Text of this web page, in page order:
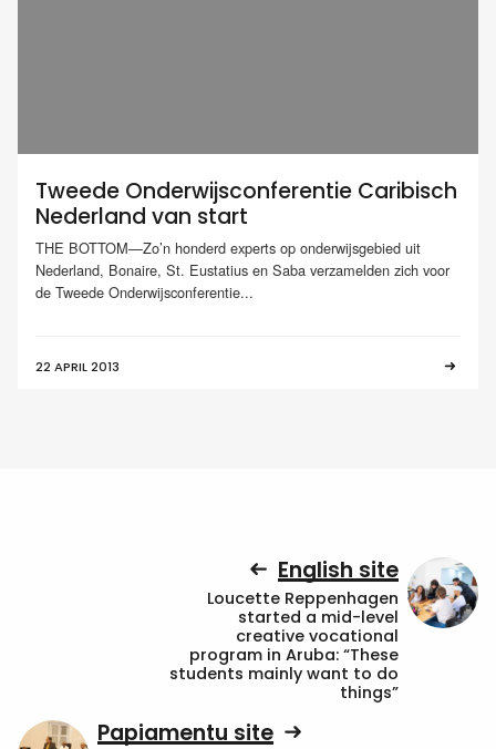
Tweede Onderwijsconferentie Caribisch
Nederland van start
THE BOTTOM—Zo’n honderd experts op onderwijsgebied uit
Nederland, Bonaire, St. Eustatius en Saba verzamelden zich voor
de Tweede Onderwijsconferentie...
22 APRIL 2013
English site
Loucette Reppenhagen
started a mid-level
creative vocational
program in Aruba: “These
students mainly want to do
things”
Papiamentu site